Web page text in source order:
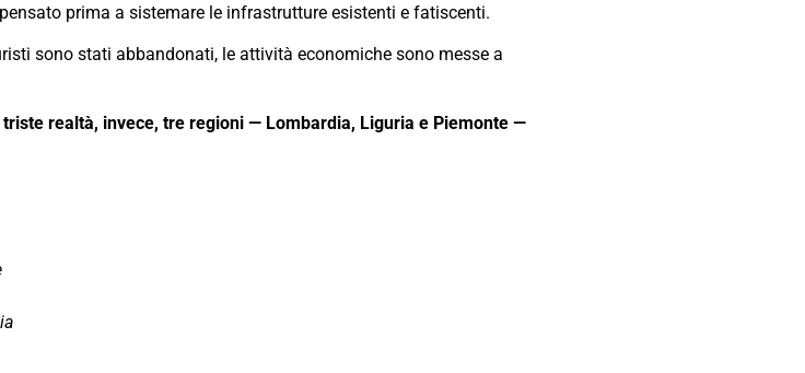
prima a sistemare le infrastrutture esistenti e fatiscenti.
sono stati abbandonati, le attività economiche sono messe a
realtà, invece, tre regioni — Lombardia, Liguria e Piemonte —